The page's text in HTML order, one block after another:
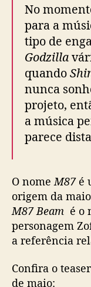
No
para a
tipo de
Godzilla
quando
nunca
projeto,
a música
parece
O nome M87é
origem da
M87 Beam é o
personagem
a referência
Confira o
de maio: